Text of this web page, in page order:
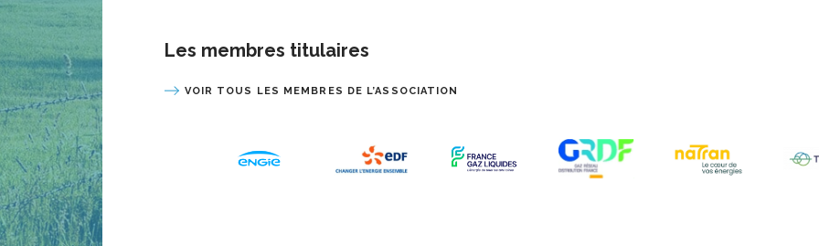
Les membres titulaires
VOIR TOUS LES MEMBRES DE L’ASSOCIATION